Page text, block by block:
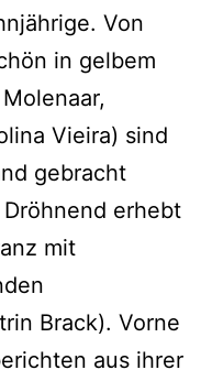
Von
in gelbem
Vieira) sind
gebracht
erhebt
mit
Brack). Vorne
aus ihrer